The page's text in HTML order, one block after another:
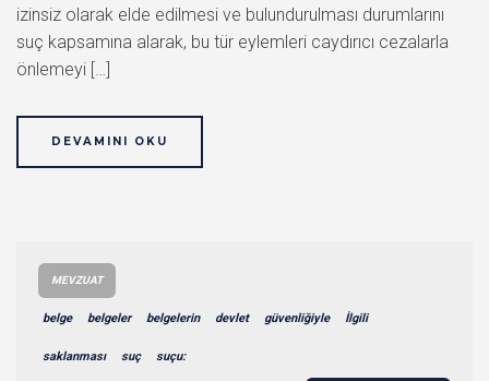
izinsiz olarak elde edilmesi ve bulundurulması durumlarını
suç kapsamına alarak, bu tür eylemleri caydırıcı cezalarla
önlemeyi […]
DEVAMINI OKU
MEVZUAT
belge belgeler belgelerin devlet güvenliğiyle İlgili
saklanması suç suçu: